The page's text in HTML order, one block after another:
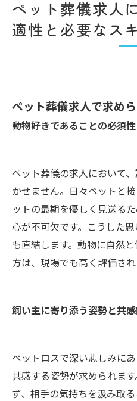
ペット葬儀求人
適性と必要なス
ペット葬儀求人で求め
動物好きであることの必須性
ペット葬儀の求人において
かせません。日々ペットと
ットの最期を優しく見送る
心が不可欠です。こうした
も直結します。動物に自然
方は、現場でも高く評価され
飼い主に寄り添う姿勢と共
ペットロスで深い悲しみに
共感する姿勢が求められま
ず、相手の気持ちを汲み取